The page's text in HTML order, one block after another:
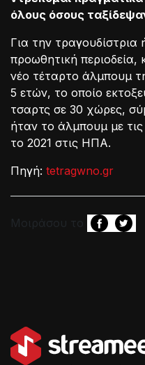
όλους όσους
Για την τραγουδίστρια
προωθητική
νέο τέταρτο άλμπουμ
5 ετών, το οποίο
τσαρτς σε 30 χώρες,
ήταν το άλμπουμ με τις
το 2021 στις ΗΠΑ.
Πηγή: tetragwno.gr
Μοιράσου το